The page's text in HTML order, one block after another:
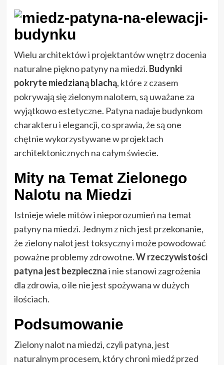
Wielu architektów i projektantów wnętrz docenia
naturalne piękno patyny na miedzi. Budynki
pokryte miedzianą blachą, które z czasem
pokrywają się zielonym nalotem, są uważane za
wyjątkowo estetyczne. Patyna nadaje budynkom
charakteru i elegancji, co sprawia, że są one
chętnie wykorzystywane w projektach
architektonicznych na całym świecie.
Mity na Temat Zielonego
Nalotu na Miedzi
Istnieje wiele mitów i nieporozumień na temat
patyny na miedzi. Jednym z nich jest przekonanie,
że zielony nalot jest toksyczny i może powodować
poważne problemy zdrowotne.W rzeczywistości
patyna jest bezpiecznai nie stanowi zagrożenia
dla zdrowia, o ile nie jest spożywana w dużych
ilościach.
Podsumowanie
Zielony nalot na miedzi, czyli patyna, jest
naturalnym procesem, który chroni miedź przed